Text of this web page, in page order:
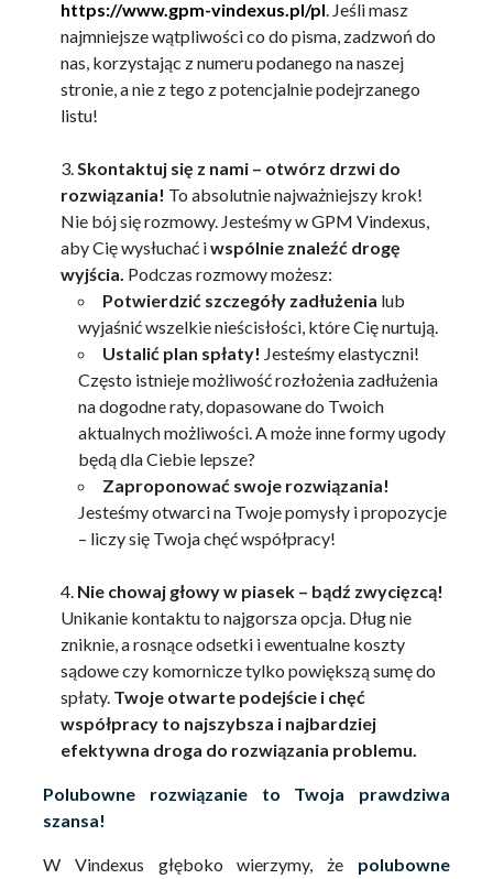
https://www.gpm-vindexus.pl/pl. Jeśli masz
najmniejsze wątpliwości co do pisma, zadzwoń do
nas, korzystając z numeru podanego na naszej
stronie, a nie z tego z potencjalnie podejrzanego
listu!
Skontaktuj się z nami – otwórz drzwi do
rozwiązania! To absolutnie najważniejszy krok!
Nie bój się rozmowy. Jesteśmy w GPM Vindexus,
aby Cię wysłuchać iwspólnie znaleźć drogę
wyjścia. Podczas rozmowy możesz:
Potwierdzić szczegóły zadłużenia lub
wyjaśnić wszelkie nieścisłości, które Cię nurtują.
Ustalić plan spłaty! Jesteśmy elastyczni!
Często istnieje możliwość rozłożenia zadłużenia
na dogodne raty, dopasowane do Twoich
aktualnych możliwości. A może inne formy ugody
będą dla Ciebie lepsze?
Zaproponować swoje rozwiązania!
Jesteśmy otwarci na Twoje pomysły i propozycje
– liczy się Twoja chęć współpracy!
Nie chowaj głowy w piasek – bądź zwycięzcą!
Unikanie kontaktu to najgorsza opcja. Dług nie
zniknie, a rosnące odsetki i ewentualne koszty
sądowe czy komornicze tylko powiększą sumę do
spłaty. Twoje otwarte podejście i chęć
współpracy to najszybsza i najbardziej
efektywna droga do rozwiązania problemu.
Polubowne rozwiązanie to Twoja prawdziwa
szansa!
W Vindexus głęboko wierzymy, że polubowne